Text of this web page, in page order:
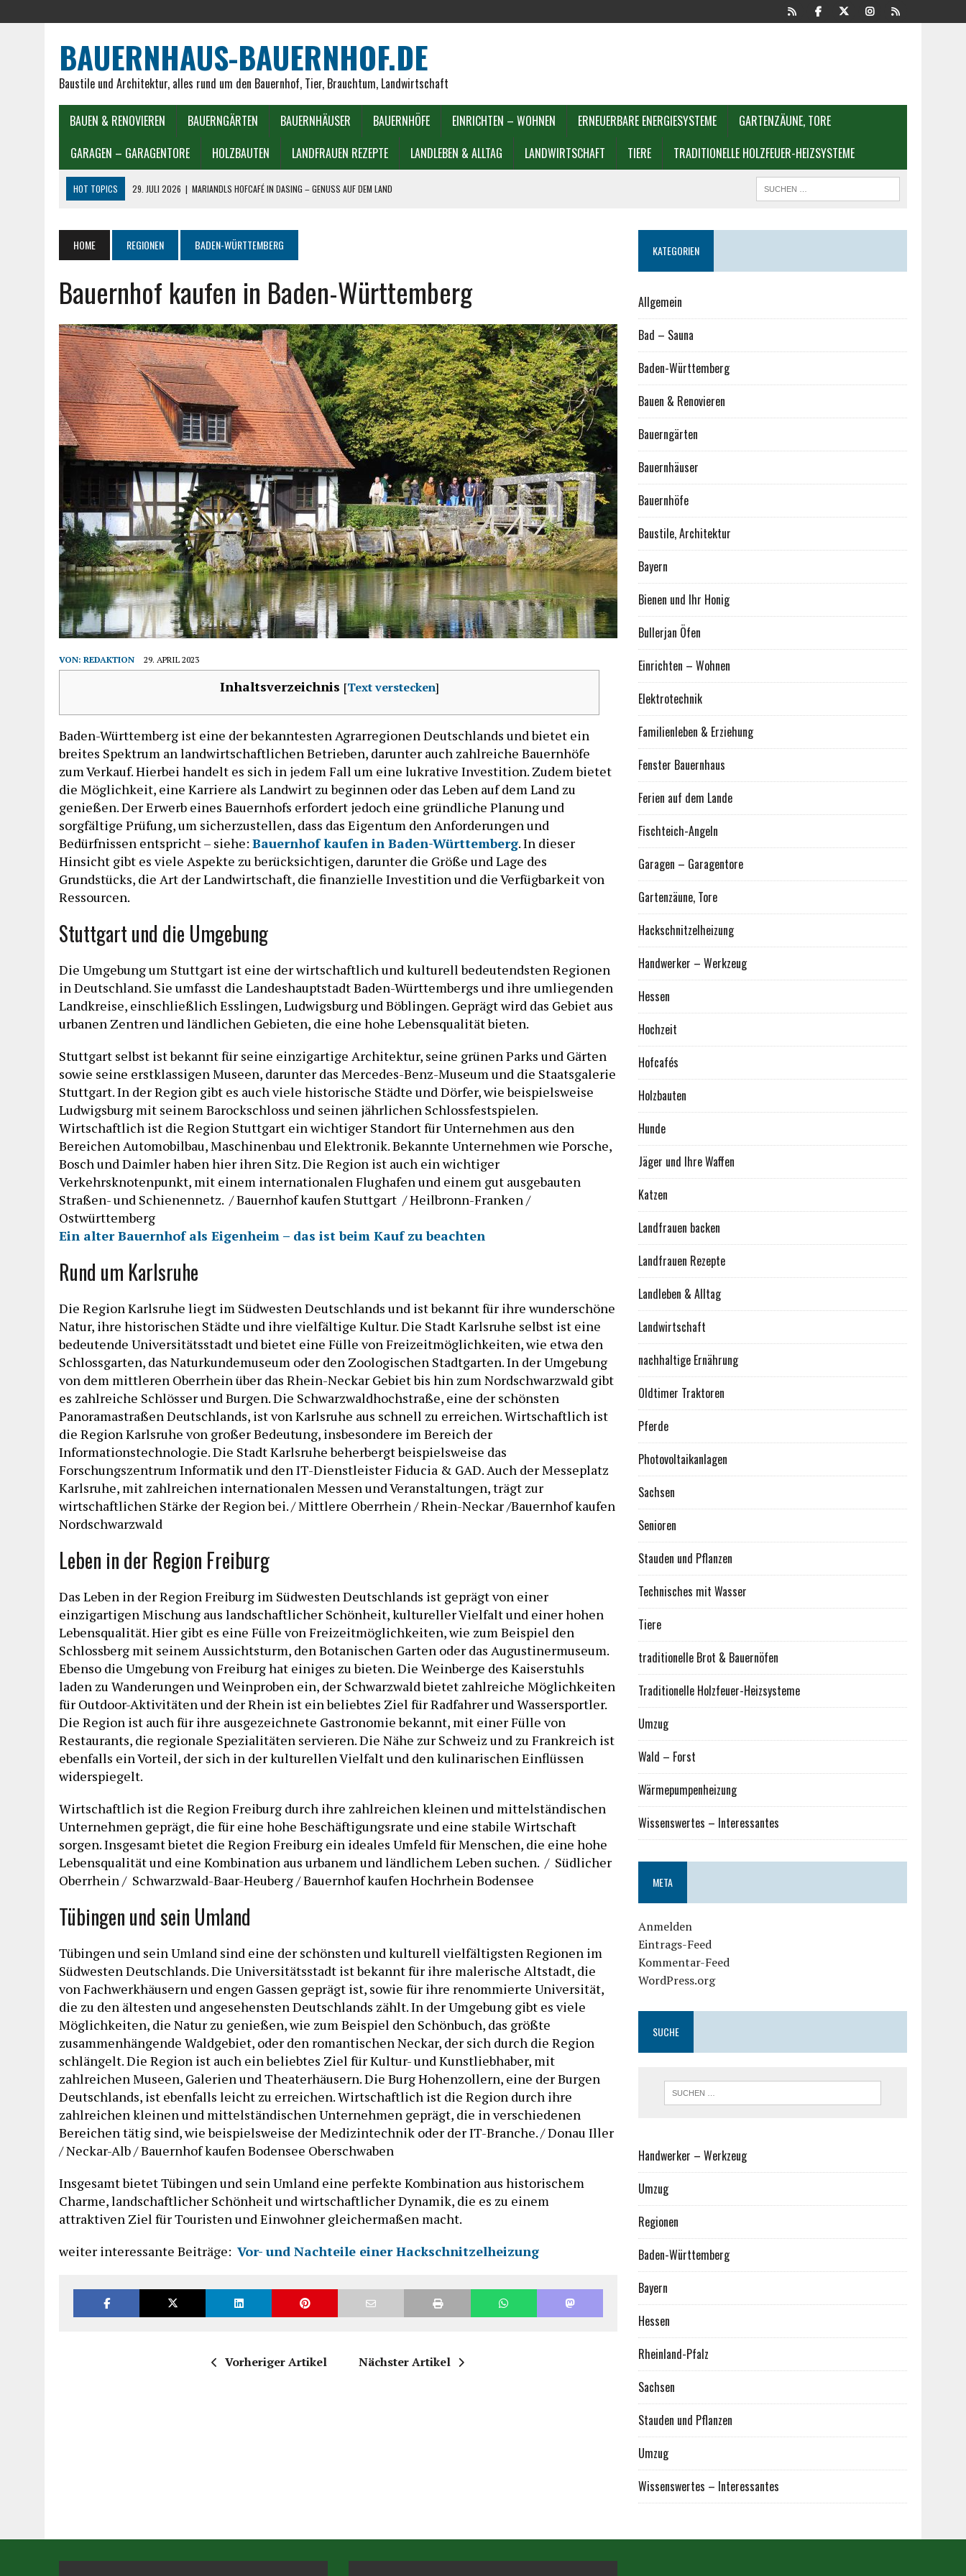
BAUERNHAUS-BAUERNHOF.DE
Baustile und Architektur, alles rund um den Bauernhof, Tier, Brauchtum, Landwirtschaft
BAUEN & RENOVIEREN BAUERNGÄRTEN BAUERNHÄUSER BAUERNHÖFE EINRICHTEN – WOHNEN ERNEUERBARE ENERGIESYSTEME
GARTENZÄUNE, TORE
GARAGEN – GARAGENTORE
HOLZBAUTEN LANDFRAUEN REZEPTE LANDLEBEN & ALLTAG LANDWIRTSCHAFT TIERE TRADITIONELLE HOLZFEUER-HEIZSYSTEME
HOT TOPICS 29. JULI 2026 | MARIANDLS HOFCAFÉ IN DASING – GENUSS AUF DEM LAND
19. JULI 2026 | ITALIENISCHER TOMATENKUCHEN REZEPT WIE AUS ITALIEN
LANDFRAUEN GERICHTE IN DER HEISSLUFTFRITTEUSE
1. MAI 2026 | EIERSALAT LANDFRAUEN: CREMIG, EHRLICH, TRADITIONELL
HOME REGIONEN BADEN-WÜRTTEMBERG
Bauernhof kaufen in Baden-Württemberg
VON: REDAKTION 29. APRIL 2023
Inhaltsverzeichnis [Text verstecken]
Baden-Württemberg ist eine der bekanntesten Agrarregionen Deutschlands und bietet ein
breites Spektrum an landwirtschaftlichen Betrieben, darunter auch zahlreiche Bauernhöfe
zum Verkauf. Hierbei handelt es sich in jedem Fall um eine lukrative Investition. Zudem bietet
die Möglichkeit, eine Karriere als Landwirt zu beginnen oder das Leben auf dem Land zu
genießen. Der Erwerb eines Bauernhofs erfordert jedoch eine gründliche Planung und
sorgfältige Prüfung, um sicherzustellen, dass das Eigentum den Anforderungen und
Bedürfnissen entspricht – siehe: Bauernhof kaufen in Baden-Württemberg. In dieser
Hinsicht gibt es viele Aspekte zu berücksichtigen, darunter die Größe und Lage des
Grundstücks, die Art der Landwirtschaft, die finanzielle Investition und die Verfügbarkeit von
Ressourcen.
Stuttgart und die Umgebung
Die Umgebung um Stuttgart ist eine der wirtschaftlich und kulturell bedeutendsten Regionen
in Deutschland. Sie umfasst die Landeshauptstadt Baden-Württembergs und ihre umliegenden
Landkreise, einschließlich Esslingen, Ludwigsburg und Böblingen. Geprägt wird das Gebiet aus
urbanen Zentren und ländlichen Gebieten, die eine hohe Lebensqualität bieten.
Stuttgart selbst ist bekannt für seine einzigartige Architektur, seine grünen Parks und Gärten
sowie seine erstklassigen Museen, darunter das Mercedes-Benz-Museum und die Staatsgalerie
Stuttgart. In der Region gibt es auch viele historische Städte und Dörfer, wie beispielsweise
Ludwigsburg mit seinem Barockschloss und seinen jährlichen Schlossfestspielen.
Wirtschaftlich ist die Region Stuttgart ein wichtiger Standort für Unternehmen aus den
Bereichen Automobilbau, Maschinenbau und Elektronik. Bekannte Unternehmen wie Porsche,
Bosch und Daimler haben hier ihren Sitz. Die Region ist auch ein wichtiger
Verkehrsknotenpunkt, mit einem internationalen Flughafen und einem gut ausgebauten
Straßen- und Schienennetz. / Bauernhof kaufen Stuttgart / Heilbronn-Franken /
Ostwürttemberg
Ein alter Bauernhof als Eigenheim – das ist beim Kauf zu beachten
Rund um Karlsruhe
Die Region Karlsruhe liegt im Südwesten Deutschlands und ist bekannt für ihre wunderschöne
Natur, ihre historischen Städte und ihre vielfältige Kultur. Die Stadt Karlsruhe selbst ist eine
bedeutende Universitätsstadt und bietet eine Fülle von Freizeitmöglichkeiten, wie etwa den
Schlossgarten, das Naturkundemuseum oder den Zoologischen Stadtgarten. In der Umgebung
von dem mittleren Oberrhein über das Rhein-Neckar Gebiet bis hin zum Nordschwarzwald gibt
es zahlreiche Schlösser und Burgen. Die Schwarzwaldhochstraße, eine der schönsten
Panoramastraßen Deutschlands, ist von Karlsruhe aus schnell zu erreichen. Wirtschaftlich ist
die Region Karlsruhe von großer Bedeutung, insbesondere im Bereich der
Informationstechnologie. Die Stadt Karlsruhe beherbergt beispielsweise das
Forschungszentrum Informatik und den IT-Dienstleister Fiducia & GAD. Auch der Messeplatz
Karlsruhe, mit zahlreichen internationalen Messen und Veranstaltungen, trägt zur
wirtschaftlichen Stärke der Region bei. / Mittlere Oberrhein / Rhein-Neckar /Bauernhof kaufen
Nordschwarzwald
Leben in der Region Freiburg
Das Leben in der Region Freiburg im Südwesten Deutschlands ist geprägt von einer
einzigartigen Mischung aus landschaftlicher Schönheit, kultureller Vielfalt und einer hohen
Lebensqualität. Hier gibt es eine Fülle von Freizeitmöglichkeiten, wie zum Beispiel den
Schlossberg mit seinem Aussichtsturm, den Botanischen Garten oder das Augustinermuseum.
Ebenso die Umgebung von Freiburg hat einiges zu bieten. Die Weinberge des Kaiserstuhls
laden zu Wanderungen und Weinproben ein, der Schwarzwald bietet zahlreiche Möglichkeiten
für Outdoor-Aktivitäten und der Rhein ist ein beliebtes Ziel für Radfahrer und Wassersportler.
Die Region ist auch für ihre ausgezeichnete Gastronomie bekannt, mit einer Fülle von
Restaurants, die regionale Spezialitäten servieren. Die Nähe zur Schweiz und zu Frankreich ist
ebenfalls ein Vorteil, der sich in der kulturellen Vielfalt und den kulinarischen Einflüssen
widerspiegelt.
Wirtschaftlich ist die Region Freiburg durch ihre zahlreichen kleinen und mittelständischen
Unternehmen geprägt, die für eine hohe Beschäftigungsrate und eine stabile Wirtschaft
sorgen. Insgesamt bietet die Region Freiburg ein ideales Umfeld für Menschen, die eine hohe
Lebensqualität und eine Kombination aus urbanem und ländlichem Leben suchen. / Südlicher
Oberrhein / Schwarzwald-Baar-Heuberg / Bauernhof kaufen Hochrhein Bodensee
Tübingen und sein Umland
Tübingen und sein Umland sind eine der schönsten und kulturell vielfältigsten Regionen im
Südwesten Deutschlands. Die Universitätsstadt ist bekannt für ihre malerische Altstadt, die
von Fachwerkhäusern und engen Gassen geprägt ist, sowie für ihre renommierte Universität,
die zu den ältesten und angesehensten Deutschlands zählt. In der Umgebung gibt es viele
Möglichkeiten, die Natur zu genießen, wie zum Beispiel den Schönbuch, das größte
zusammenhängende Waldgebiet, oder den romantischen Neckar, der sich durch die Region
schlängelt. Die Region ist auch ein beliebtes Ziel für Kultur- und Kunstliebhaber, mit
zahlreichen Museen, Galerien und Theaterhäusern. Die Burg Hohenzollern, eine der Burgen
Deutschlands, ist ebenfalls leicht zu erreichen. Wirtschaftlich ist die Region durch ihre
zahlreichen kleinen und mittelständischen Unternehmen geprägt, die in verschiedenen
Bereichen tätig sind, wie beispielsweise der Medizintechnik oder der IT-Branche. / Donau Iller
/ Neckar-Alb / Bauernhof kaufen Bodensee Oberschwaben
Insgesamt bietet Tübingen und sein Umland eine perfekte Kombination aus historischem
Charme, landschaftlicher Schönheit und wirtschaftlicher Dynamik, die es zu einem
attraktiven Ziel für Touristen und Einwohner gleichermaßen macht.
weiter interessante Beiträge: Vor- und Nachteile einer Hackschnitzelheizung
Vorheriger Artikel Nächster Artikel
KATEGORIEN
Allgemein
Bad – Sauna
Baden-Württemberg
Bauen & Renovieren
Bauerngärten
Bauernhäuser
Bauernhöfe
Baustile, Architektur
Bayern
Bienen und Ihr Honig
Bullerjan Öfen
Einrichten – Wohnen
Elektrotechnik
Familienleben & Erziehung
Fenster Bauernhaus
Ferien auf dem Lande
Fischteich-Angeln
Garagen – Garagentore
Gartenzäune, Tore
Hackschnitzelheizung
Handwerker – Werkzeug
Hessen
Hochzeit
Hofcafés
Holzbauten
Hunde
Jäger und Ihre Waffen
Katzen
Landfrauen backen
Landfrauen Rezepte
Landleben & Alltag
Landwirtschaft
nachhaltige Ernährung
Oldtimer Traktoren
Pferde
Photovoltaikanlagen
Sachsen
Senioren
Stauden und Pflanzen
Technisches mit Wasser
Tiere
traditionelle Brot & Bauernöfen
Traditionelle Holzfeuer-Heizsysteme
Umzug
Wald – Forst
Wärmepumpenheizung
Wissenswertes – Interessantes
META
Anmelden
Eintrags-Feed
Kommentar-Feed
WordPress.org
SUCHE
Handwerker – Werkzeug
Umzug
Regionen
Baden-Württemberg
Bayern
Hessen
Rheinland-Pfalz
Sachsen
Stauden und Pflanzen
Umzug
Wissenswertes – Interessantes